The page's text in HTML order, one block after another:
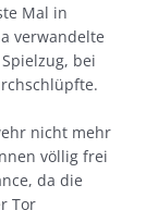
Mal in
verwandelte
bei
nicht mehr
völlig frei
da die
Tor